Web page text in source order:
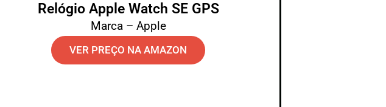
Relógio Apple Watch SE GPS
Marca – Apple
VER PREÇO NA AMAZON